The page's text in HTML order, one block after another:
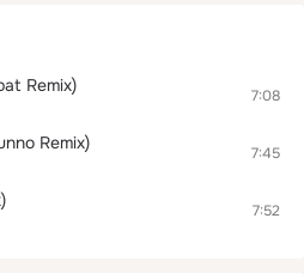
Remix) 7:08
Remix) 7:45
7:52